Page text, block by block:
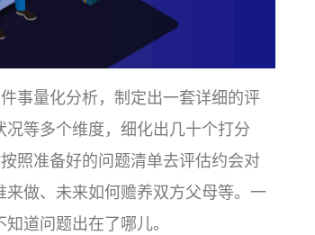
事量化分析，制定出一套详细的评
等多个维度，细化出几十个打分
照准备好的问题清单去评估约会对
做、未来如何赡养双方父母等。一
道问题出在了哪儿。